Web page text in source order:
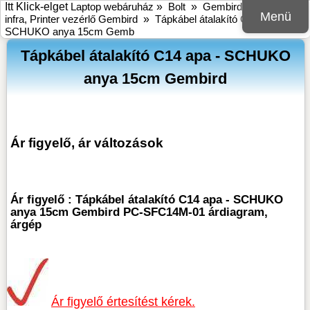
Menü
Itt Klick-elget Laptop webáruház » Bolt » Gembird
infra, Printer vezérlő Gembird » Tápkábel átalakító C14 apa -
SCHUKO anya 15cm Gemb
Tápkábel átalakító C14 apa - SCHUKO
anya 15cm Gembird
Ár figyelő, ár változások
Ár figyelő : Tápkábel átalakító C14 apa - SCHUKO
anya 15cm Gembird PC-SFC14M-01 árdiagram,
árgép
Ár figyelő értesítést kérek.